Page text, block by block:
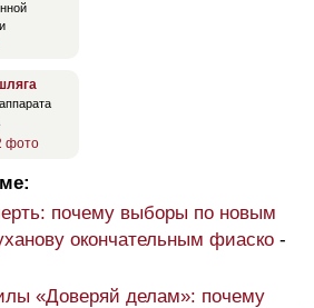
фото
почему выборы по новым
окончательным фиаско -
«Доверяй делам»: почему